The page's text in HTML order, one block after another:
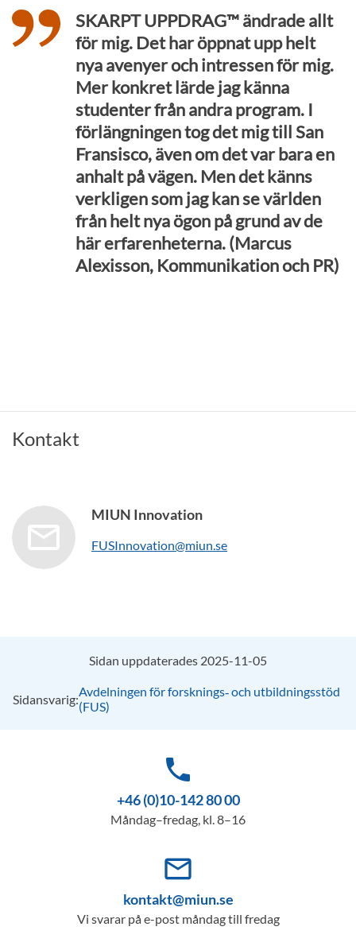
SKARPT UPPDRAG™ ändrade allt
för mig. Det har öppnat upp helt
nya avenyer och intressen för mig.
Mer konkret lärde jag känna
studenter från andra program. I
förlängningen tog det mig till San
Fransisco, även om det var bara en
anhalt på vägen. Men det känns
verkligen som jag kan se världen
från helt nya ögon på grund av de
här erfarenheterna. (Marcus
Alexisson, Kommunikation och PR)
Kontakt
MIUN Innovation
FUSInnovation@miun.se
Sidan uppdaterades 2025-11-05
Sidansvarig:Avdelningen för forsknings‑ och utbildningsstöd
(FUS)
phone
+46 (0)10-142 80 00
Måndag–fredag, kl. 8–16
mail_outline
kontakt@miun.se
Vi svarar på e-post måndag till fredag